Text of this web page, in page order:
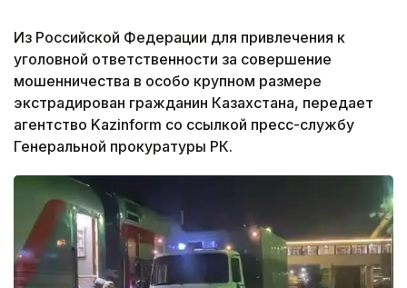
Из Российской Федерации для привлечения к
уголовной ответственности за совершение
мошенничества в особо крупном размере
экстрадирован гражданин Казахстана, передает
агентство Kazinform со ссылкой пресс-службу
Генеральной прокуратуры РК.